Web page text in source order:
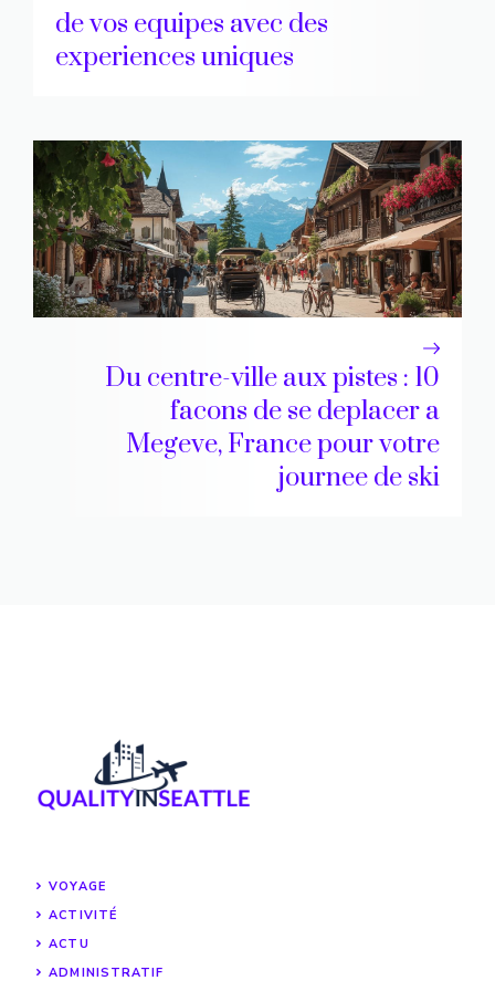
de vos equipes avec des
experiences uniques
Du centre-ville aux pistes : 10
facons de se deplacer a
Megeve, France pour votre
journee de ski
VOYAGE
ACTIVITÉ
ACTU
ADMINISTRATIF